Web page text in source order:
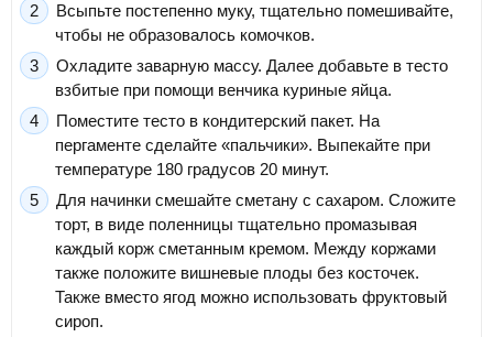
Всыпьте постепенно муку, тщательно помешивайте,
чтобы не образовалось комочков.
Охладите заварную массу. Далее добавьте в тесто
взбитые при помощи венчика куриные яйца.
Поместите тесто в кондитерский пакет. На
пергаменте сделайте «пальчики». Выпекайте при
температуре 180 градусов 20 минут.
Для начинки смешайте сметану с сахаром. Сложите
торт, в виде поленницы тщательно промазывая
каждый корж сметанным кремом. Между коржами
также положите вишневые плоды без косточек.
Также вместо ягод можно использовать фруктовый
сироп.